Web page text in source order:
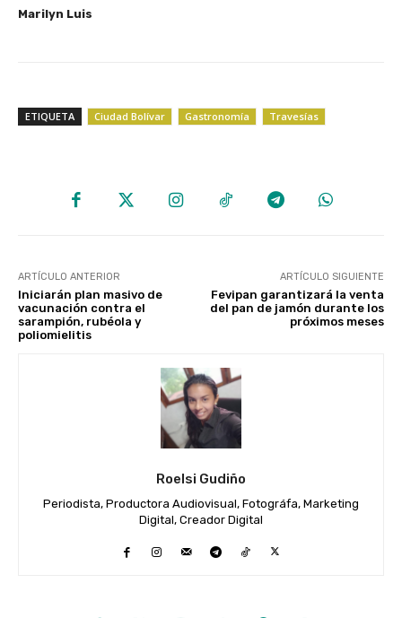
‎Marilyn Luis
ETIQUETA Ciudad Bolívar Gastronomía Travesías
ARTÍCULO ANTERIOR
Iniciarán plan masivo de
vacunación contra el
sarampión, rubéola y
poliomielitis
ARTÍCULO SIGUIENTE
Fevipan garantizará la venta
del pan de jamón durante los
próximos meses
Roelsi Gudiño
Periodista, Productora Audiovisual, Fotográfa, Marketing
Digital, Creador Digital